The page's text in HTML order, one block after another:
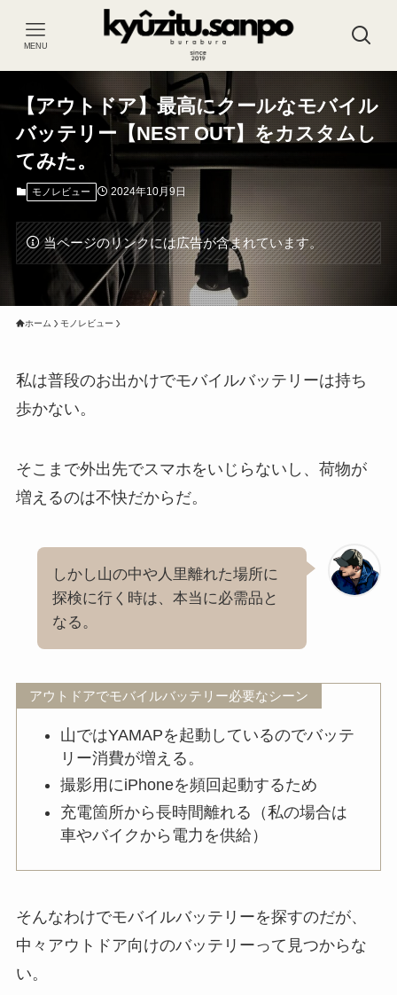
MENU
【アウトドア】最高にクールなモバイル
バッテリー【NEST OUT】をカスタムし
てみた。
モノレビュー 2024年10月9日
当ページのリンクには広告が含まれています。
ホーム モノレビュー
私は普段のお出かけでモバイルバッテリーは持ち
歩かない。
そこまで外出先でスマホをいじらないし、荷物が
増えるのは不快だからだ。
しかし山の中や人里離れた場所に
探検に行く時は、本当に必需品と
なる。
アウトドアでモバイルバッテリー必要なシーン
山ではYAMAPを起動しているのでバッテ
リー消費が増える。
撮影用にiPhoneを頻回起動するため
充電箇所から長時間離れる（私の場合は
車やバイクから電力を供給）
そんなわけでモバイルバッテリーを探すのだが、
中々アウトドア向けのバッテリーって見つからな
い。